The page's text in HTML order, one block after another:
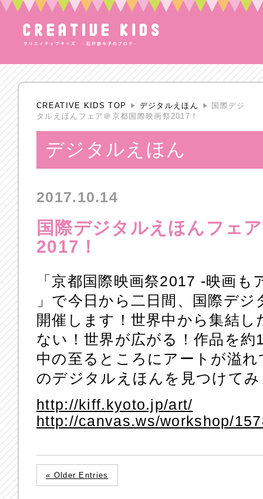
CREATIVE KIDS TOP デジタルえほん
国際デジ
タルえほんフェア＠京都国際映画祭2017！
デジタルえほん
2017.10.14
国際デジタルえほんフェ
2017！
「京都国際映画祭2017 -映画
」で今日から二日間、国際デ
開催します！世界中から集結
ない！世界が広がる！作品を
中の至るところにアートが溢
のデジタルえほんを見つけて
http://kiff.kyoto.jp/art/
http://canvas.ws/workshop/
« Older Entries